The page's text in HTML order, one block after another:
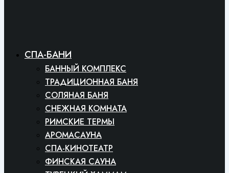
СПА-БАНИ
БАННЫЙ КОМПЛЕКС
ТРАДИЦИОННАЯ БАНЯ
СОЛЯНАЯ БАНЯ
СНЕЖНАЯ КОМНАТА
РИМСКИЕ ТЕРМЫ
АРОМАСАУНА
СПА-КИНОТЕАТР
ФИНСКАЯ САУНА